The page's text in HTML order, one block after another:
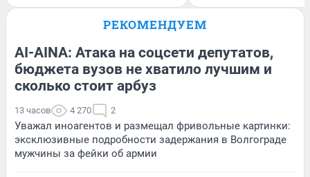
РЕКОМЕНДУЕМ
AI-AINA: Атака на соцсети депутатов,
бюджета вузов не хватило лучшим и
сколько стоит арбуз
13 часов 4 270 2
Уважал иноагентов и размещал фривольные картинки:
эксклюзивные подробности задержания в Волгограде
мужчины за фейки об армии